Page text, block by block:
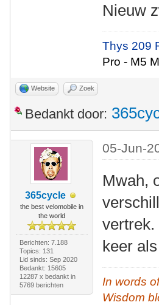
Nieuw
Thys 209
Pro - M5
Website Zoek
Bedankt door:
365cycle
the best velomobile in
the world
Berichten: 7.188
Topics: 131
Lid sinds: Sep 2020
Bedankt: 15605
12287 x bedankt in
5769 berichten
05-Jun-
Mwah,
vertrek.
keer
In words
Wisdom